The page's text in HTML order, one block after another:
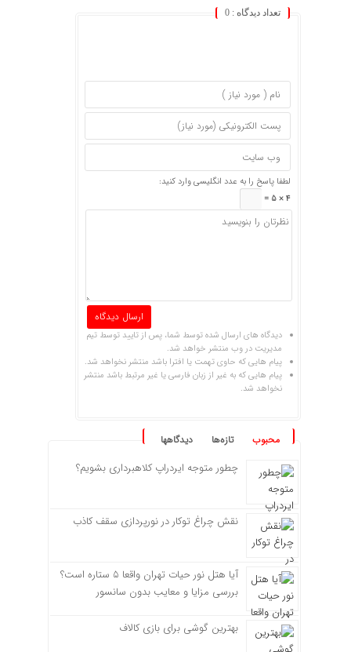
تعداد دیدگاه : 0
لطفا پاسخ را به عدد انگلیسی وارد کنید:
4 × 5 =
دیدگاه های ارسال شده توسط شما، پس از تایید توسط تیم
مدیریت در وب منتشر خواهد شد.
پیام هایی که حاوی تهمت یا افترا باشد منتشر نخواهد شد.
پیام هایی که به غیر از زبان فارسی یا غیر مرتبط باشد منتشر
نخواهد شد.
محبوب تازه‌ها دیدگاهها
چطور متوجه ایردراپ کلاهبرداری بشویم؟
نقش چراغ توکار در نورپردازی سقف کاذب
آیا هتل نور حیات تهران واقعا ۵ ستاره است؟
بررسی مزایا و معایب بدون سانسور
بهترین گوشی برای بازی کالاف